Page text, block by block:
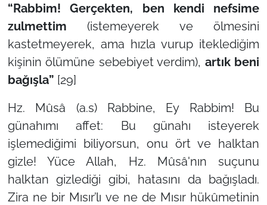
“Rabbim! Gerçekten, ben kendi nefsime
zulmettim (istemeyerek ve ölmesini
kastetmeyerek, ama hızla vurup iteklediğim
kişinin ölümüne sebebiyet verdim), artık beni
bağışla” [29]
Hz. Mûsâ (a.s) Rabbine, Ey Rabbim! Bu
günahımı affet: Bu günahı isteyerek
işlemediğimi biliyorsun, onu ört ve halktan
gizle! Yüce Allah, Hz. Mûsâ'nın suçunu
halktan gizlediği gibi, hatasını da bağışladı.
Zira ne bir Mısır’lı ve ne de Mısır hükûmetinin